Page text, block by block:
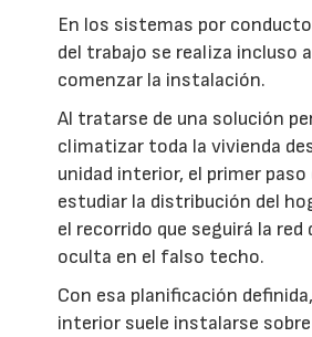
En los sistemas por
del trabajo se realiza incluso
comenzar la instalación.
Al tratarse de una solución
climatizar toda la vivienda
unidad interior, el primer
estudiar la distribución del
el recorrido que seguirá la
oculta en el falso techo.
Con esa planificación
interior suele instalarse